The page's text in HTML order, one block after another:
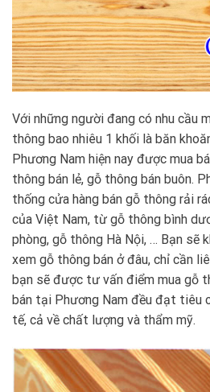
Với những người đang có nhu cầu
thông bao nhiêu 1 khối là băn
Phương Nam hiện nay được mua
thông bán lẻ, gỗ thông bán buôn.
thống cửa hàng bán gỗ thông rải
của Việt Nam, từ gỗ thông bình
phòng, gỗ thông Hà Nội, … Bạn sẽ
xem gỗ thông bán ở đâu, chỉ cần
bạn sẽ được tư vấn điểm mua gỗ
bán tại Phương Nam đều đạt tiêu
tế, cả về chất lượng và thẩm mỹ.